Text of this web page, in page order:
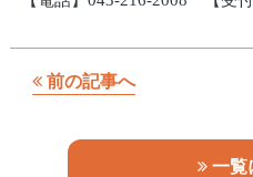
前の記事へ
一覧